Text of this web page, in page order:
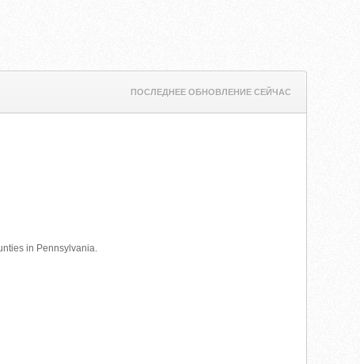
ПОСЛЕДНЕЕ ОБНОВЛЕНИЕ СЕЙЧАС
in Pennsylvania.